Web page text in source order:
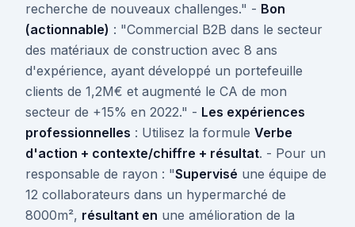
recherche de nouveaux challenges." - Bon
(actionnable) : "Commercial B2B dans le secteur
des matériaux de construction avec 8 ans
d'expérience, ayant développé un portefeuille
clients de 1,2M€ et augmenté le CA de mon
secteur de +15% en 2022." - Les expériences
professionnelles : Utilisez la formule Verbe
d'action + contexte/chiffre + résultat. - Pour un
responsable de rayon : "Supervisé une équipe de
12 collaborateurs dans un hypermarché de
8000m², résultant en une amélioration de la